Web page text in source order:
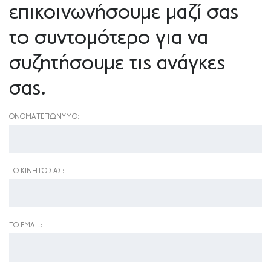
επικοινωνήσουμε μαζί σας
το συντομότερο για να
συζητήσουμε τις ανάγκες
σας.
ΟΝΟΜΑΤΕΠΏΝΥΜΟ:
ΤΟ ΚΙΝΗΤΌ ΣΑΣ:
ΤΟ EMAIL: